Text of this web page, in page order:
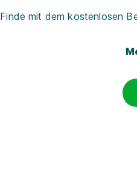
Finde mit dem kostenlosen